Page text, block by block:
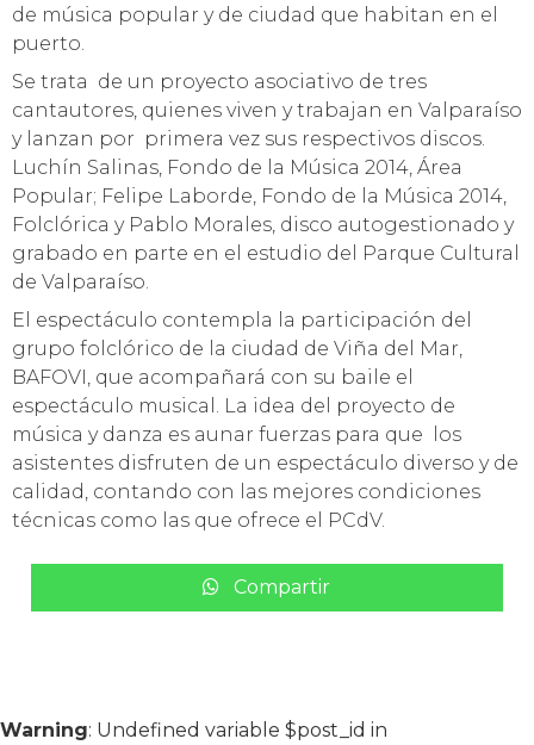
de música popular y de ciudad que habitan en el
puerto.
Se trata de un proyecto asociativo de tres
cantautores, quienes viven y trabajan en Valparaíso
y lanzan por primera vez sus respectivos discos.
Luchín Salinas, Fondo de la Música 2014, Área
Popular; Felipe Laborde, Fondo de la Música 2014,
Folclórica y Pablo Morales, disco autogestionado y
grabado en parte en el estudio del Parque Cultural
de Valparaíso.
El espectáculo contempla la participación del
grupo folclórico de la ciudad de Viña del Mar,
BAFOVI, que acompañará con su baile el
espectáculo musical. La idea del proyecto de
música y danza es aunar fuerzas para que los
asistentes disfruten de un espectáculo diverso y de
calidad, contando con las mejores condiciones
técnicas como las que ofrece el PCdV.
Compartir
Warning: Undefined variable $post_id in